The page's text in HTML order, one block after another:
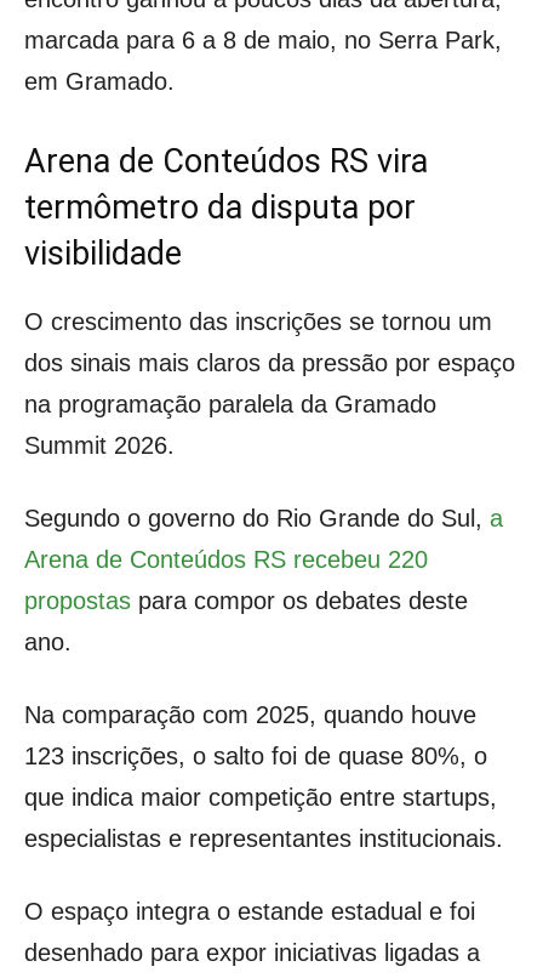
marcada para 6 a 8 de maio, no Serra Park,
em Gramado.
Arena de Conteúdos RS vira
termômetro da disputa por
visibilidade
O crescimento das inscrições se tornou um
dos sinais mais claros da pressão por espaço
na programação paralela da Gramado
Summit 2026.
Segundo o governo do Rio Grande do Sul, a
Arena de Conteúdos RS recebeu 220
propostas para compor os debates deste
ano.
Na comparação com 2025, quando houve
123 inscrições, o salto foi de quase 80%, o
que indica maior competição entre startups,
especialistas e representantes institucionais.
O espaço integra o estande estadual e foi
desenhado para expor iniciativas ligadas a